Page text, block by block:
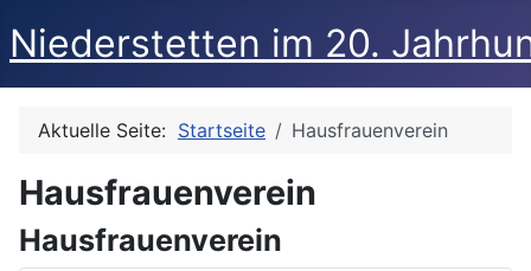
Niederstetten im 20.
Aktuelle Seite: Startseite Hausfrauenverein
Hausfrauenverein
Hausfrauenverein